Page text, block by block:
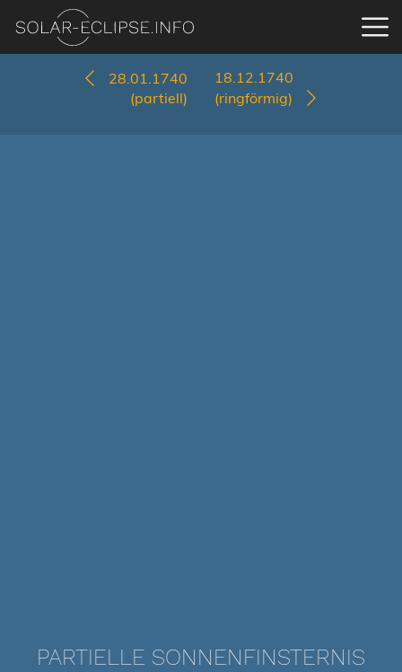
28.01.1740
(partiell)
18.12.1740
(ringförmig)
PARTIELLE SONNENFINSTERNIS